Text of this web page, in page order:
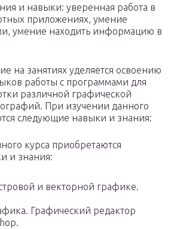
и навыки: уверенная работа в
приложениях, умение
умение находить информацию в
на занятиях уделяется освоению
работы с программами для
различной графической
При изучении данного
следующие навыки и знания:
курса приобретаются
и знания:
и векторной графике.
Графический редактор